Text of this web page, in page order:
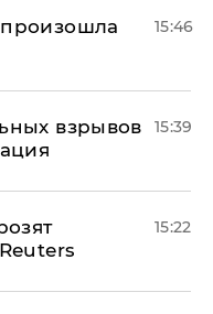
15:46
взрывов
15:39
15:22